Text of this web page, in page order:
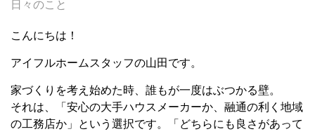
日々のこと
こんにちは！
アイフルホームスタッフの山田です。
家づくりを考え始めた時、誰もが一度はぶつかる壁。
それは、「安心の大手ハウスメーカーか、融通の利く地域
の工務店か」という選択です。「どちらにも良さがあって